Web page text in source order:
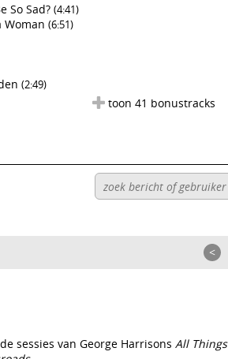
So Sad? (4:41)
Woman (6:51)
(2:49)
toon 41 bonustracks
<
sessies van George Harrisons All Things